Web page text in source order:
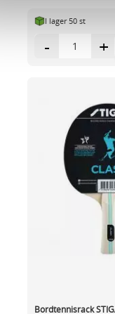
sociala medier och
information
I lager 50 st
- +
Bordtennisrack